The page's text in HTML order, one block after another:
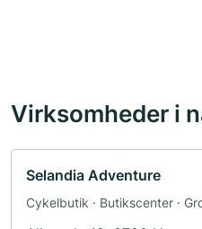
Virksomheder i
Selandia Adventure
Cykelbutik · Butikscenter ·